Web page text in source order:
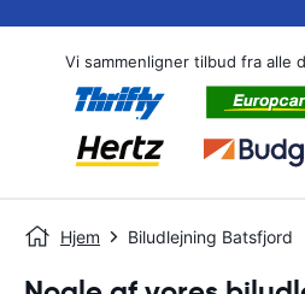
Vi sammenligner tilbud fra alle
Hjem Biludlejning Batsfjord